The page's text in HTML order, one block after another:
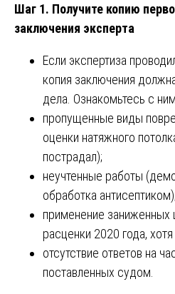
Шаг 1. Получите копию
заключения эксперта
Если экспертиза
копия заключения
дела. Ознакомьтесь с
пропущенные виды
оценки натяжного
пострадал);
неучтенные работы
обработка антисептиком);
применение заниженных
расценки 2020 года,
отсутствие ответов на
поставленных судом.